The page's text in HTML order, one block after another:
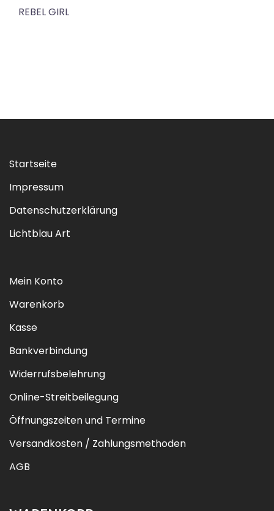
REBEL GIRL
Startseite
Impressum
Datenschutzerklärung
Lichtblau Art
Mein Konto
Warenkorb
Kasse
Bankverbindung
Widerrufsbelehrung
Online-Streitbeilegung
Öffnungszeiten und Termine
Versandkosten / Zahlungsmethoden
AGB